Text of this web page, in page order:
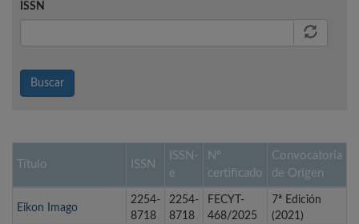
ISSN
Buscar
Título ISSN
ISSN-
e
Nº
certificado
Convocatoria
de Origen
Eikon Imago
2254-
8718
2254-
8718
FECYT-
468/2025
7ª Edición
(2021)